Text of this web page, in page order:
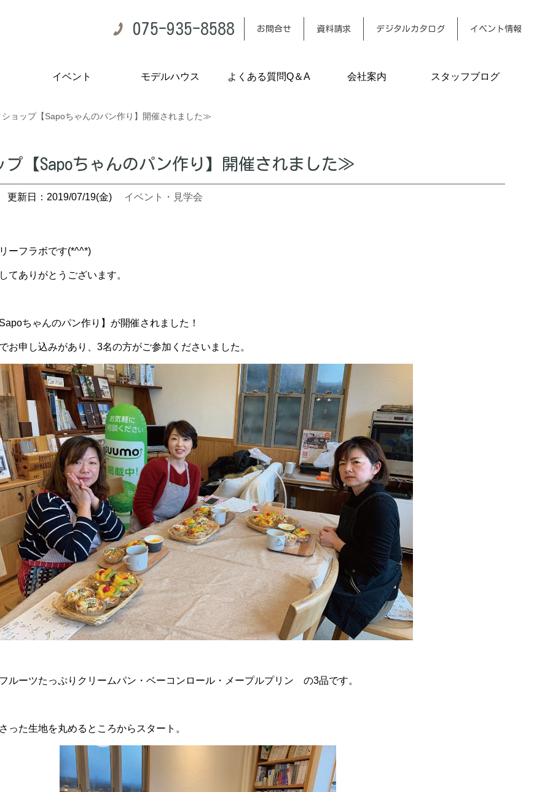
075-935-8588 お問合せ 資料請求 デジタルカタログ イベント情報
イベント モデルハウス よくある質問Q＆A 会社案内 スタッフブログ
ョップ【Sapoちゃんのパン作り】開催されました≫
【Sapoちゃんのパン作り】開催されました≫
更新日：2019/07/19(金) イベント・見学会
ーフラボです(*^^*)
てありがとうございます。
ちゃんのパン作り】が開催されました！
お申し込みがあり、3名の方がご参加くださいました。
ルーツたっぷりクリームパン・ベーコンロール・メープルプリン の3品です。
った生地を丸めるところからスタート。